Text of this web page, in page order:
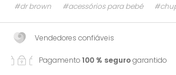
#dr brown
#acessórios para bebé
Vendedores confiáveis
Pagamento100 % segurogarantido